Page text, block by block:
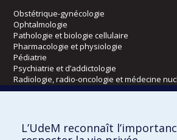
Obstétrique-gynécologie
Ophtalmologie
Pathologie et biologie cellulaire
Pharmacologie et physiologie
Pédiatrie
Psychiatrie et d’addictologie
Radiologie, radio-oncologie et médecine
Kinésiologie et des sciences de l’activité
L’UdeM reconnaît